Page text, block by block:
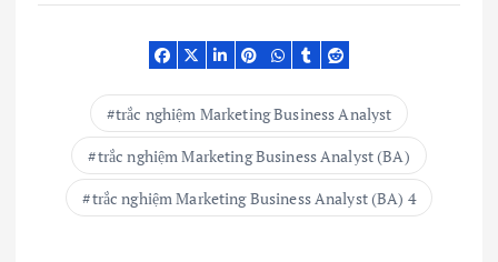
trắc nghiệm Marketing Business Analyst
trắc nghiệm Marketing Business Analyst (BA)
trắc nghiệm Marketing Business Analyst (BA) 4